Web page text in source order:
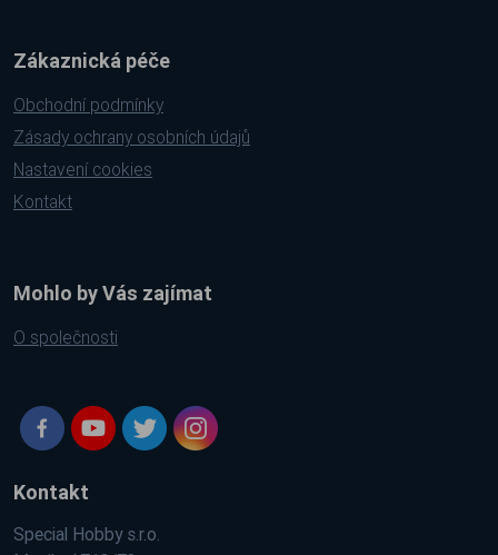
Zákaznická péče
Obchodní podmínky
Zásady ochrany osobních údajů
Nastavení cookies
Kontakt
Mohlo by Vás zajímat
O společnosti
Kontakt
Special Hobby s.r.o.